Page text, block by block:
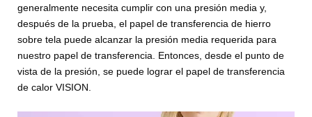
generalmente necesita cumplir con una presión media y,
después de la prueba, el papel de transferencia de hierro
sobre tela puede alcanzar la presión media requerida para
nuestro papel de transferencia. Entonces, desde el punto de
vista de la presión, se puede lograr el papel de transferencia
de calor VISION.